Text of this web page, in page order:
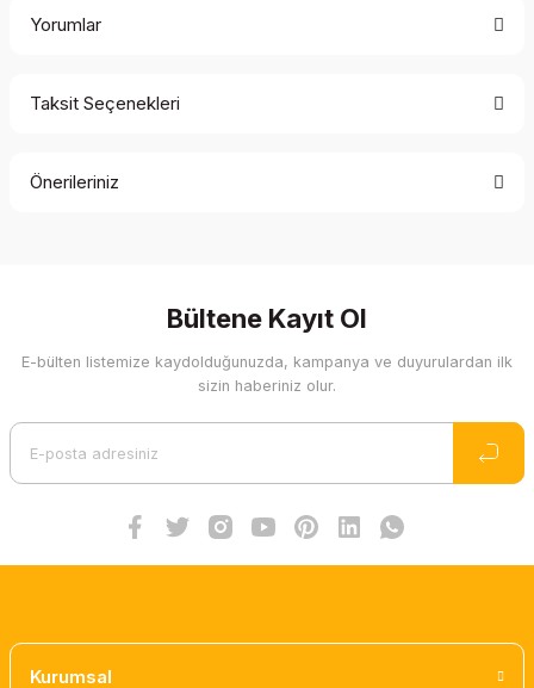
Yorumlar
Taksit Seçenekleri
Önerileriniz
Görüş ve önerileriniz için teşekkür ederiz.
Ürün resmi kalitesiz, bozuk veya görüntülenemiyor.
Bültene Kayıt Ol
E-bülten listemize kaydolduğunuzda, kampanya ve duyurulardan ilk
sizin haberiniz olur.
Kurumsal